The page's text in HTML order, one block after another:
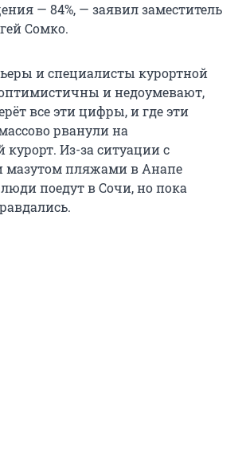
— 84%, — заявил заместитель
Сомко.
и специалисты курортной
и недоумевают,
все эти цифры, и где эти
рванули на
курорт. Из-за ситуации с
мазутом пляжами в Анапе
поедут в Сочи, но пока